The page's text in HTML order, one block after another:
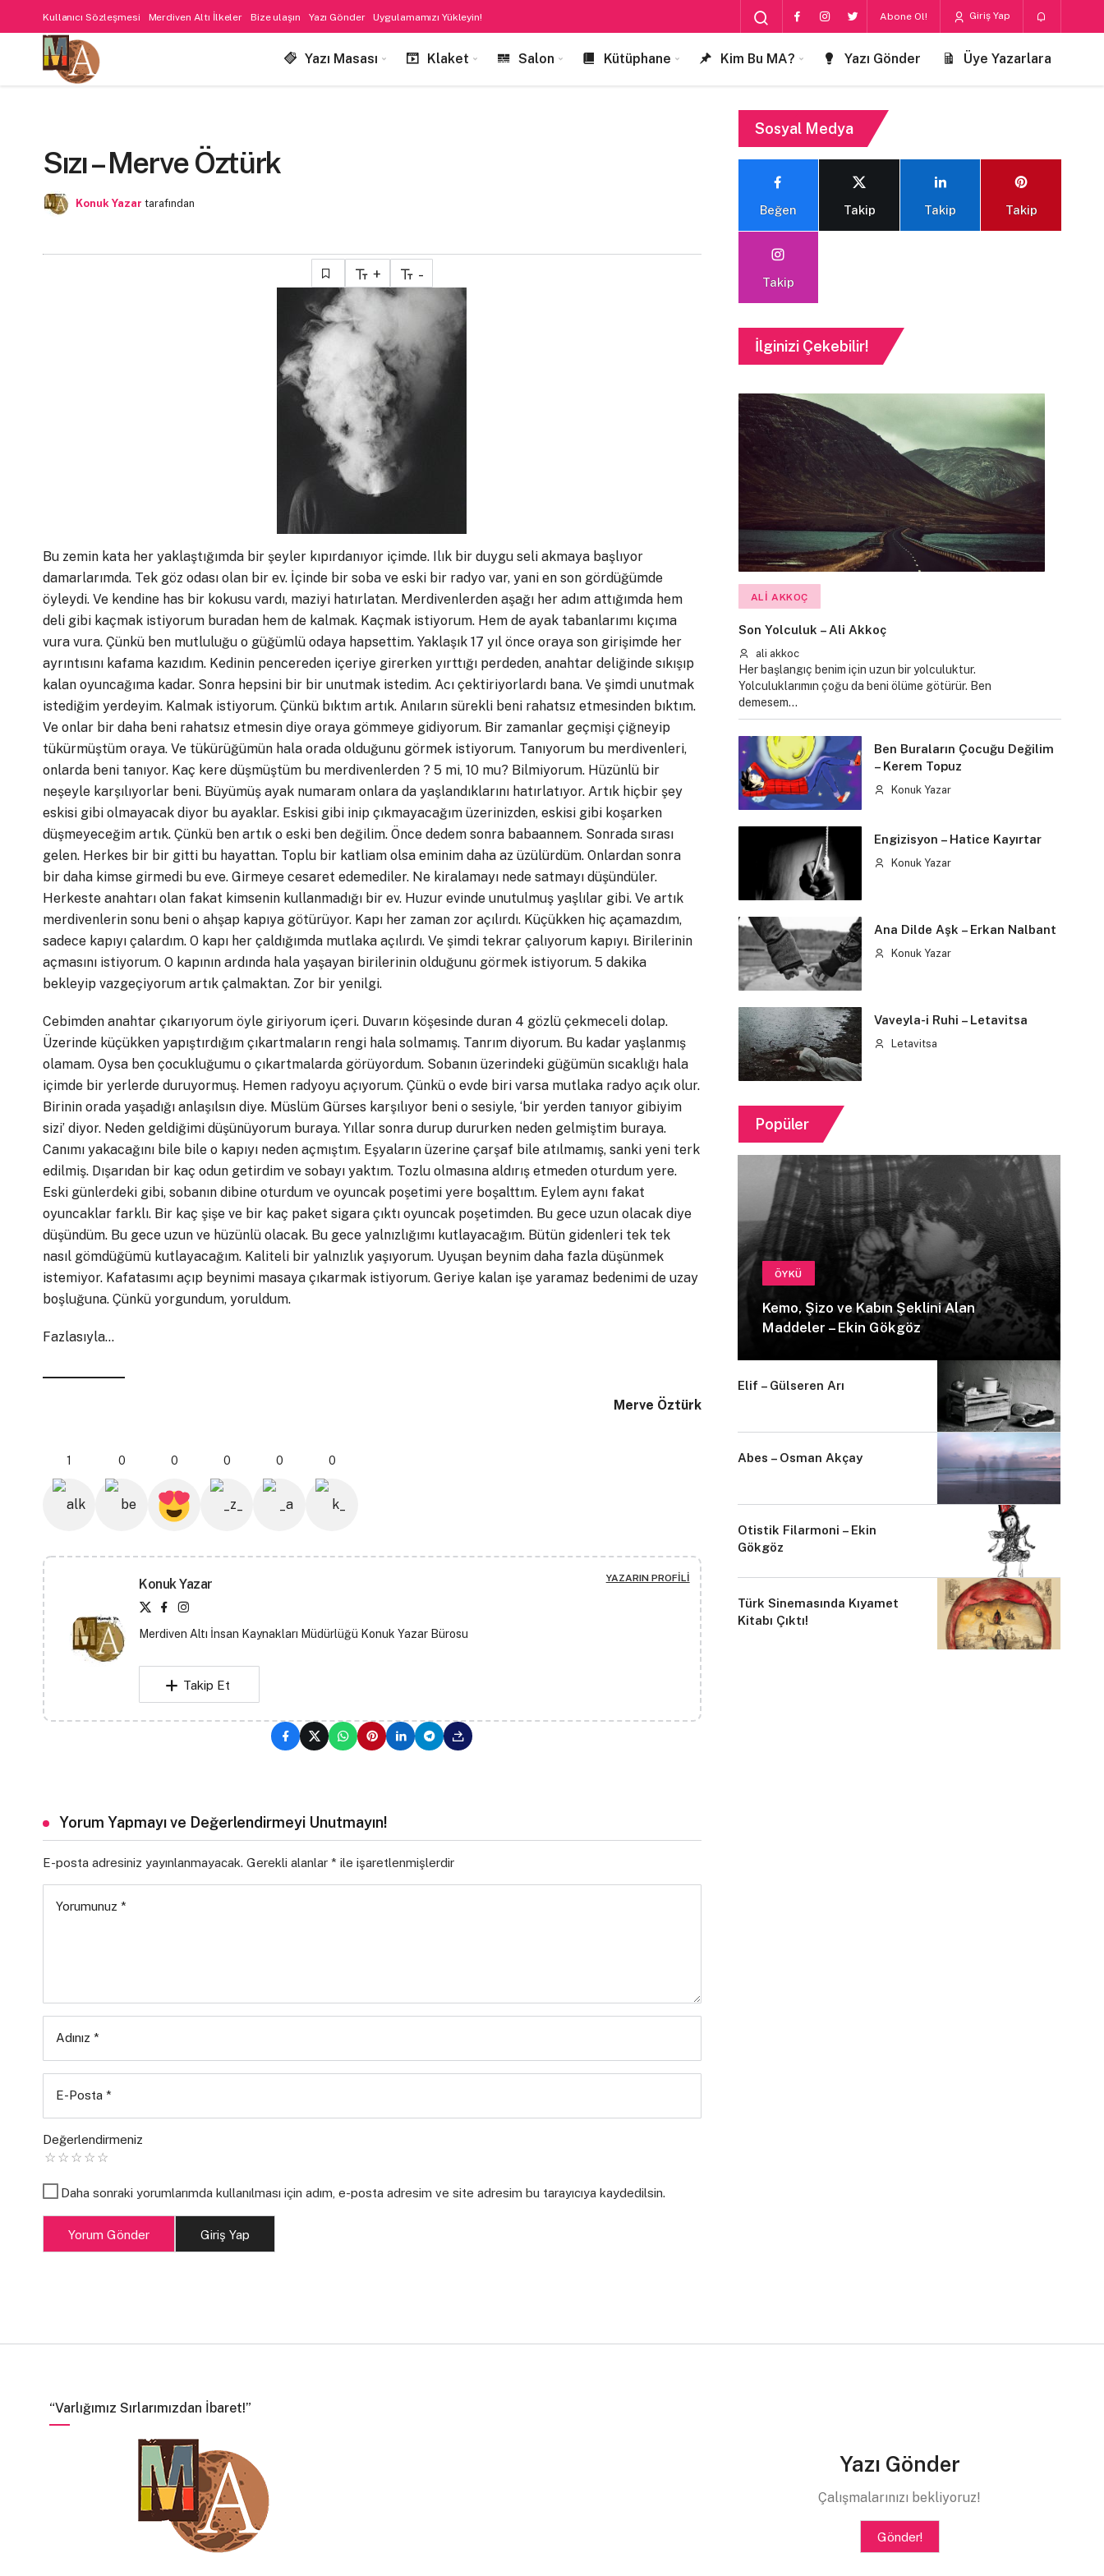
Kullanıcı Sözleşmesi Merdiven Altı İlkeler Bize ulaşın Yazı Gönder Uygulamamızı Yükleyin! Abone Ol! Giriş Yap
Yazı Masası Klaket Salon Kütüphane Kim Bu MA? Yazı Gönder Üye Yazarlara
Sızı – Merve Öztürk
Konuk Yazar tarafından
+ -
Bu zemin kata her yaklaştığımda bir şeyler kıpırdanıyor içimde. Ilık bir duygu seli akmaya başlıyor
damarlarımda. Tek göz odası olan bir ev. İçinde bir soba ve eski bir radyo var, yani en son gördüğümde
öyleydi. Ve kendine has bir kokusu vardı, maziyi hatırlatan. Merdivenlerden aşağı her adım attığımda hem
deli gibi kaçmak istiyorum buradan hem de kalmak. Kaçmak istiyorum. Hem de ayak tabanlarımı kıçıma
vura vura. Çünkü ben mutluluğu o güğümlü odaya hapsettim. Yaklaşık 17 yıl önce oraya son girişimde her
ayrıntısını kafama kazıdım. Kedinin pencereden içeriye girerken yırttığı perdeden, anahtar deliğinde sıkışıp
kalan oyuncağıma kadar. Sonra hepsini bir bir unutmak istedim. Acı çektiriyorlardı bana. Ve şimdi unutmak
istediğim yerdeyim. Kalmak istiyorum. Çünkü bıktım artık. Anıların sürekli beni rahatsız etmesinden bıktım.
Ve onlar bir daha beni rahatsız etmesin diye oraya gömmeye gidiyorum. Bir zamanlar geçmişi çiğneyip
tükürmüştüm oraya. Ve tükürüğümün hala orada olduğunu görmek istiyorum. Tanıyorum bu merdivenleri,
onlarda beni tanıyor. Kaç kere düşmüştüm bu merdivenlerden ? 5 mi, 10 mu? Bilmiyorum. Hüzünlü bir
neşeyle karşılıyorlar beni. Büyümüş ayak numaram onlara da yaşlandıklarını hatırlatıyor. Artık hiçbir şey
eskisi gibi olmayacak diyor bu ayaklar. Eskisi gibi inip çıkmayacağım üzerinizden, eskisi gibi koşarken
düşmeyeceğim artık. Çünkü ben artık o eski ben değilim. Önce dedem sonra babaannem. Sonrada sırası
gelen. Herkes bir bir gitti bu hayattan. Toplu bir katliam olsa eminim daha az üzülürdüm. Onlardan sonra
bir daha kimse girmedi bu eve. Girmeye cesaret edemediler. Ne kiralamayı nede satmayı düşündüler.
Herkeste anahtarı olan fakat kimsenin kullanmadığı bir ev. Huzur evinde unutulmuş yaşlılar gibi. Ve artık
merdivenlerin sonu beni o ahşap kapıya götürüyor. Kapı her zaman zor açılırdı. Küçükken hiç açamazdım,
sadece kapıyı çalardım. O kapı her çaldığımda mutlaka açılırdı. Ve şimdi tekrar çalıyorum kapıyı. Birilerinin
açmasını istiyorum. O kapının ardında hala yaşayan birilerinin olduğunu görmek istiyorum. 5 dakika
bekleyip vazgeçiyorum artık çalmaktan. Zor bir yenilgi.
Cebimden anahtar çıkarıyorum öyle giriyorum içeri. Duvarın köşesinde duran 4 gözlü çekmeceli dolap.
Üzerinde küçükken yapıştırdığım çıkartmaların rengi hala solmamış. Tanrım diyorum. Bu kadar yaşlanmış
olamam. Oysa ben çocukluğumu o çıkartmalarda görüyordum. Sobanın üzerindeki güğümün sıcaklığı hala
içimde bir yerlerde duruyormuş. Hemen radyoyu açıyorum. Çünkü o evde biri varsa mutlaka radyo açık olur.
Birinin orada yaşadığı anlaşılsın diye. Müslüm Gürses karşılıyor beni o sesiyle, ‘bir yerden tanıyor gibiyim
sizi’ diyor. Neden geldiğimi düşünüyorum buraya. Yıllar sonra durup dururken neden gelmiştim buraya.
Canımı yakacağını bile bile o kapıyı neden açmıştım. Eşyaların üzerine çarşaf bile atılmamış, sanki yeni terk
edilmiş. Dışarıdan bir kaç odun getirdim ve sobayı yaktım. Tozlu olmasına aldırış etmeden oturdum yere.
Eski günlerdeki gibi, sobanın dibine oturdum ve oyuncak poşetimi yere boşalttım. Eylem aynı fakat
oyuncaklar farklı. Bir kaç şişe ve bir kaç paket sigara çıktı oyuncak poşetimden. Bu gece uzun olacak diye
düşündüm. Bu gece uzun ve hüzünlü olacak. Bu gece yalnızlığımı kutlayacağım. Bütün gidenleri tek tek
nasıl gömdüğümü kutlayacağım. Kaliteli bir yalnızlık yaşıyorum. Uyuşan beynim daha fazla düşünmek
istemiyor. Kafatasımı açıp beynimi masaya çıkarmak istiyorum. Geriye kalan işe yaramaz bedenimi de uzay
boşluğuna. Çünkü yorgundum, yoruldum.
Fazlasıyla…
Merve Öztürk
1 0 0 0 0 0
Konuk Yazar
Merdiven Altı İnsan Kaynakları Müdürlüğü Konuk Yazar Bürosu
YAZARIN PROFILI
Takip Et
Yorum Yapmayı ve Değerlendirmeyi Unutmayın!
E-posta adresiniz yayınlanmayacak. Gerekli alanlar * ile işaretlenmişlerdir
Yorumunuz *
Adınız *
E-Posta *
Değerlendirmeniz
Daha sonraki yorumlarımda kullanılması için adım, e-posta adresim ve site adresim bu tarayıcıya kaydedilsin.
Yorum Gönder Giriş Yap
Sosyal Medya
Beğen Takip Takip Takip
Takip
İlginizi Çekebilir!
ALI AKKOÇ
Son Yolculuk – Ali Akkoç
ali akkoc
Her başlangıç benim için uzun bir yolculuktur.
Yolculuklarımın çoğu da beni ölüme götürür. Ben
demesem…
Ben Buraların Çocuğu Değilim
– Kerem Topuz
Konuk Yazar
Engizisyon – Hatice Kayırtar
Konuk Yazar
Ana Dilde Aşk – Erkan Nalbant
Konuk Yazar
Vaveyla-i Ruhi – Letavitsa
Letavitsa
Popüler
ÖYKÜ
Kemo, Şizo ve Kabın Şeklini Alan
Maddeler – Ekin Gökgöz
Elif – Gülseren Arı
Abes – Osman Akçay
Otistik Filarmoni – Ekin
Gökgöz
Türk Sinemasında Kıyamet
Kitabı Çıktı!
“Varlığımız Sırlarımızdan İbaret!”
Yazı Gönder
Çalışmalarınızı bekliyoruz!
Gönder!